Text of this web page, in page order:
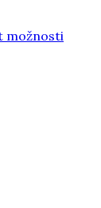
možnosti